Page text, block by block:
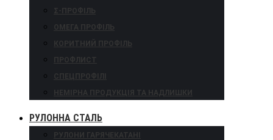
Σ-ПРОФІЛЬ
ОМЕГА ПРОФІЛЬ
КОРИТНИЙ ПРОФІЛЬ
ПРОФЛИСТ
СПЕЦПРОФІЛІ
НЕМІРНА ПРОДУКЦІЯ ТА НАДЛИШКИ
РУЛОННА СТАЛЬ
РУЛОНИ ГАРЯЧЕКАТАНІ